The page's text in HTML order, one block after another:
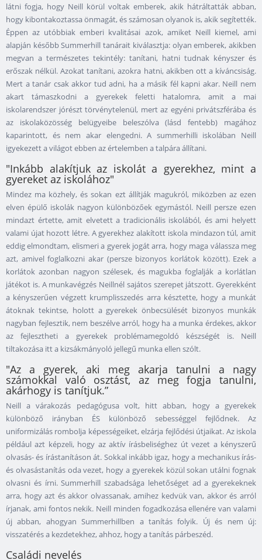
látni fogja, hogy Neill körül voltak emberek, akik hátráltatták abban,
hogy kibontakoztassa önmagát, és számosan olyanok is, akik segítették.
Éppen az utóbbiak emberi kvalitásai azok, amiket Neill kiemel, ami
alapján később Summerhill tanárait kiválasztja: olyan emberek, akikben
megvan a természetes tekintély: tanítani, hatni tudnak kényszer és
erőszak nélkül. Azokat tanítani, azokra hatni, akikben ott a kíváncsiság.
Mert a tanár csak akkor tud adni, ha a másik fél kapni akar. Neill nem
akart támaszkodni a gyerekek feletti hatalomra, amit a mai
iskolarendszer jórészt törvénytelenül, mert az egyéni privátszférába és
az iskolaközösség belügyeibe beleszólva (lásd fentebb) magához
kaparintott, és nem akar elengedni. A summerhilli iskolában Neill
igyekezett a világot ebben az értelemben a talpára állítani.
"Inkább alakítjuk az iskolát a gyerekhez, mint a
gyereket az iskolához"
Mindez ma közhely, és sokan ezt állítják magukról, miközben az ezen
elven épülő iskolák nagyon különbözőek egymástól. Neill persze ezen
mindazt értette, amit elvetett a tradicionális iskolából, és ami helyett
valami újat hozott létre. A gyerekhez alakított iskola mindazon túl, amit
eddig elmondtam, elismeri a gyerek jogát arra, hogy maga válassza meg
azt, amivel foglalkozni akar (persze bizonyos korlátok között). Ezek a
korlátok azonban nagyon szélesek, és magukba foglalják a korlátlan
játékot is. A munkavégzés Neillnél sajátos szerepet játszott. Gyerekként
a kényszerűen végzett krumplisszedés arra késztette, hogy a munkát
átoknak tekintse, holott a gyerekek önbecsülését bizonyos munkák
nagyban fejlesztik, nem beszélve arról, hogy ha a munka érdekes, akkor
az fejlesztheti a gyerekek problémamegoldó készségét is. Neill
tiltakozása itt a kizsákmányoló jellegű munka ellen szólt.
"Az a gyerek, aki meg akarja tanulni a nagy
számokkal való osztást, az meg fogja tanulni,
akárhogy is tanítjuk.”
Neill a várakozás pedagógusa volt, hitt abban, hogy a gyerekek
különböző irányban ÉS különböző sebességgel fejlődnek. Az
uniformizálás rombolja képességeiket, elzárja fejlődési útjaikat. Az iskola
például azt képzeli, hogy az aktív írásbeliséghez út vezet a kényszerű
olvasás- és írástanításon át. Sokkal inkább igaz, hogy a mechanikus írás-
és olvasástanítás oda vezet, hogy a gyerekek közül sokan utálni fognak
olvasni és írni. Summerhill szabadsága lehetőséget ad a gyerekeknek
arra, hogy azt és akkor olvassanak, amihez kedvük van, akkor és arról
írjanak, ami fontos nekik. Neill minden fogadkozása ellenére van valami
új abban, ahogyan Summerhillben a tanítás folyik. Új és nem új:
visszatérés a kezdetekhez, ahhoz, hogy a tanítás párbeszéd.
Családi nevelés